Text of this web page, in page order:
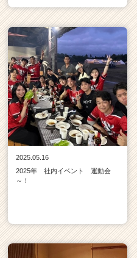
2025.05.16
2025年 社内イベント 運動会
～！